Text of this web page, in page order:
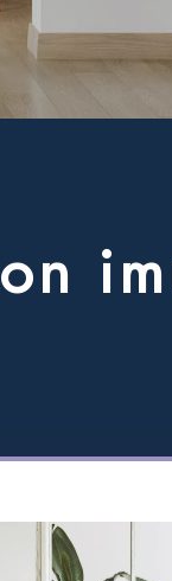
on im